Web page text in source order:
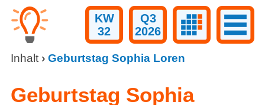
KW
32
Q3
2026
Inhalt› Geburtstag Sophia Loren
Geburtstag Sophia